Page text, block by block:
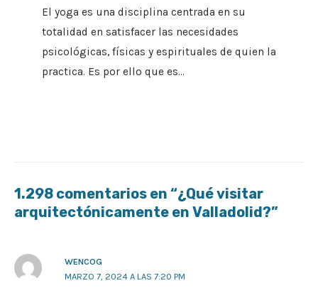
El yoga es una disciplina centrada en su
totalidad en satisfacer las necesidades
psicológicas, físicas y espirituales de quien la
practica. Es por ello que es…
1.298 comentarios en “¿Qué visitar
arquitectónicamente en Valladolid?”
WENCOG
MARZO 7, 2024 A LAS 7:20 PM